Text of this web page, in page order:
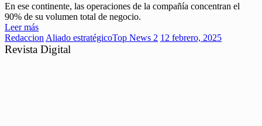
En ese continente, las operaciones de la compañía concentran el
90% de su volumen total de negocio.
Leer más
Redaccion Aliado estratégicoTop News 2 12 febrero, 2025
Revista Digital